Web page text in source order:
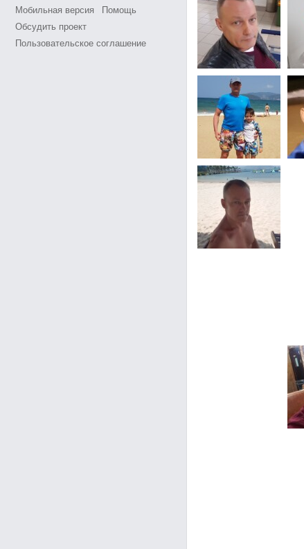
Мобильная версия
Помощь
Обсудить проект
Пользовательское соглашение